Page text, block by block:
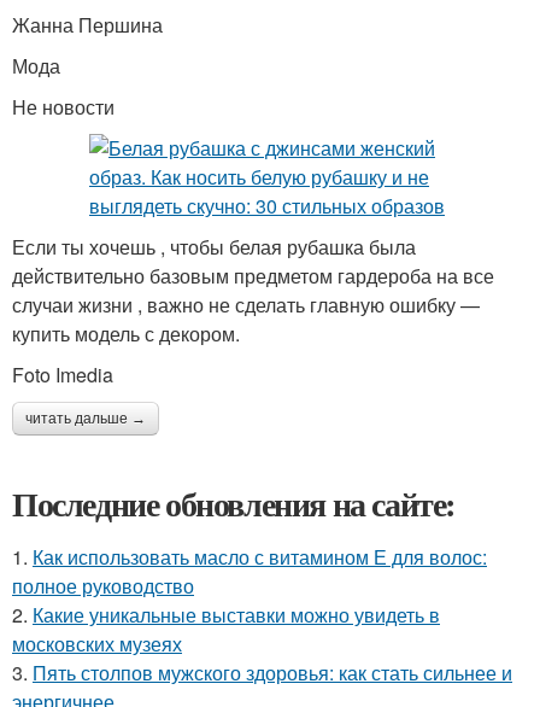
Жанна Першина
Мода
Не новости
Если ты хочешь , чтобы белая рубашка была
действительно базовым предметом гардероба на все
случаи жизни , важно не сделать главную ошибку —
купить модель с декором.
Foto Imedia
читать дальше →
Последние обновления на сайте:
1. Как использовать масло с витамином Е для волос:
полное руководство
2. Какие уникальные выставки можно увидеть в
московских музеях
3. Пять столпов мужского здоровья: как стать сильнее и